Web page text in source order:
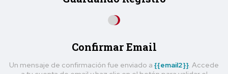
Confirmar Email
Un mensaje de confirmación fue enviado a {{email2}}. Accede